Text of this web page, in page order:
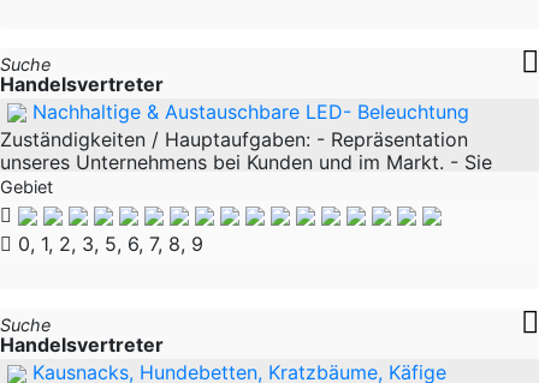
Suche
Handelsvertreter
Nachhaltige & Austauschbare LED- Beleuchtung
Zuständigkeiten / Hauptaufgaben: - Repräsentation
unseres Unternehmens bei Kunden und im Markt. - Sie
besuchen und betreuen unsere und Ihre Kunden und
verkaufen unser stetig wachsendes
Gebiet
0, 1, 2, 3, 5, 6, 7, 8, 9
Suche
Handelsvertreter
Kausnacks, Hundebetten, Kratzbäume, Käfige